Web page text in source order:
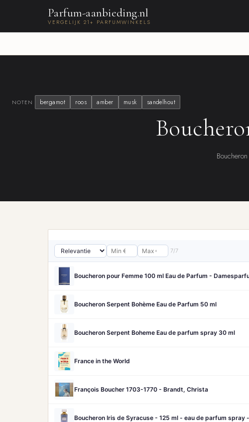
Parfum-aanbieding.nl
VERGELIJK 21+ PARFUMWINKELS
NOTEN bergamot roos amber musk sandelhout
7/7
Boucheron pour Femme 100 ml Eau de Parfum -
Boucheron Serpent Bohème Eau de Parfum 50 ml
Boucheron Serpent Boheme Eau de parfum spray 30 ml
France in the World
François Boucher 1703-1770 - Brandt, Christa
Boucheron Iris de Syracuse - 125 ml - eau de parfum spray